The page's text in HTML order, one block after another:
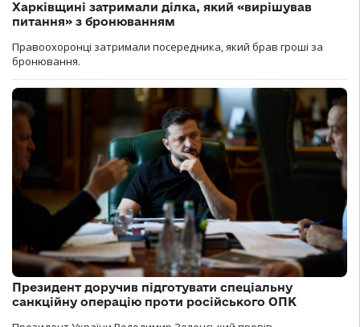
Харківщині затримали ділка, який «вирішував
питання» з бронюванням
Правоохоронці затримали посередника, який брав гроші за
бронювання.
Президент доручив підготувати спеціальну
санкційну операцію проти російського ОПК